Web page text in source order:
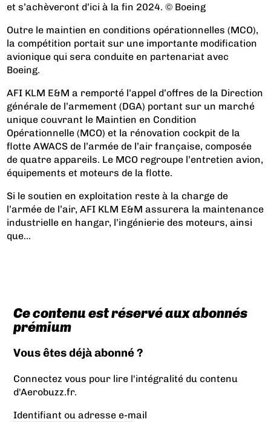
et s’achèveront d’ici à la fin 2024. © Boeing
Outre le maintien en conditions opérationnelles (MCO),
la compétition portait sur une importante modification
avionique qui sera conduite en partenariat avec
Boeing.
AFI KLM E&M a remporté l’appel d’offres de la Direction
générale de l’armement (DGA) portant sur un marché
unique couvrant le Maintien en Condition
Opérationnelle (MCO) et la rénovation cockpit de la
flotte AWACS de l’armée de l’air française, composée
de quatre appareils. Le MCO regroupe l’entretien avion,
équipements et moteurs de la flotte.
Si le soutien en exploitation reste à la charge de
l’armée de l’air, AFI KLM E&M assurera la maintenance
industrielle en hangar, l’ingénierie des moteurs, ainsi
que...
Ce contenu est réservé aux abonnés
prémium
Vous êtes déjà abonné ?
Connectez vous pour lire l'intégralité du contenu
d'Aerobuzz.fr.
Identifiant ou adresse e-mail